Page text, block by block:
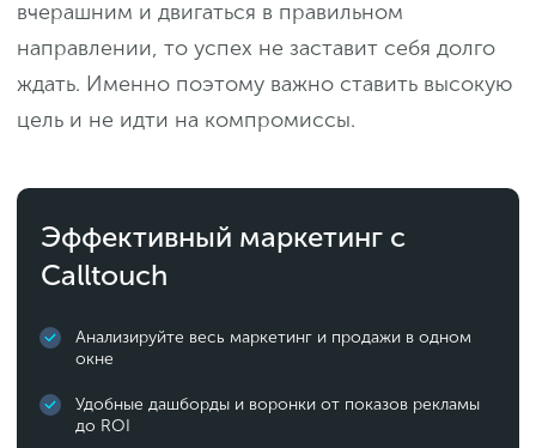
вчерашним и двигаться в правильном
направлении, то успех не заставит себя долго
ждать. Именно поэтому важно ставить высокую
цель и не идти на компромиссы.
Эффективный маркетинг с
Calltouch
Анализируйте весь маркетинг и продажи в одном
окне
Удобные дашборды и воронки от показов рекламы
до ROI